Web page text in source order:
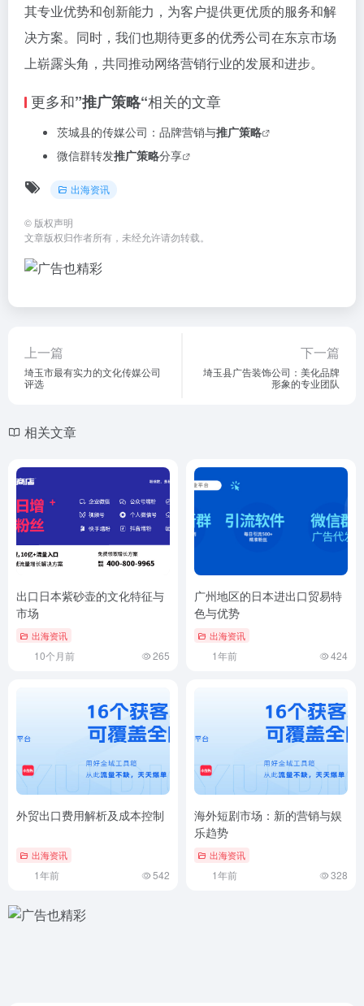
其专业优势和创新能力，为客户提供更优质的服务和解
决方案。同时，我们也期待更多的优秀公司在东京市场
上崭露头角，共同推动网络营销行业的发展和进步。
更多和”推广策略“相关的文章
茨城县的传媒公司：品牌营销与推广策略
微信群转发推广策略分享
出海资讯
© 版权声明
文章版权归作者所有，未经允许请勿转载。
上一篇
埼玉市最有实力的文化传媒公司
评选
下一篇
埼玉县广告装饰公司：美化品牌
形象的专业团队
相关文章
出口日本紫砂壶的文化特征与
市场
出海资讯
10个月前 265
广州地区的日本进出口贸易特
色与优势
出海资讯
1年前 424
外贸出口费用解析及成本控制
出海资讯
1年前 542
海外短剧市场：新的营销与娱
乐趋势
出海资讯
1年前 328